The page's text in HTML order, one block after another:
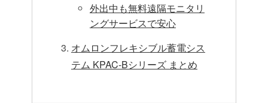
外出中も無料遠隔モニタリ
ングサービスで安心
オムロンフレキシブル蓄電シス
テム KPAC-Bシリーズ まとめ